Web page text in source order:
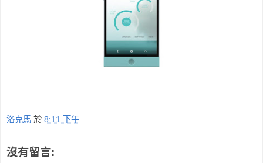
洛克馬 於 8:11 下午
沒有留言: